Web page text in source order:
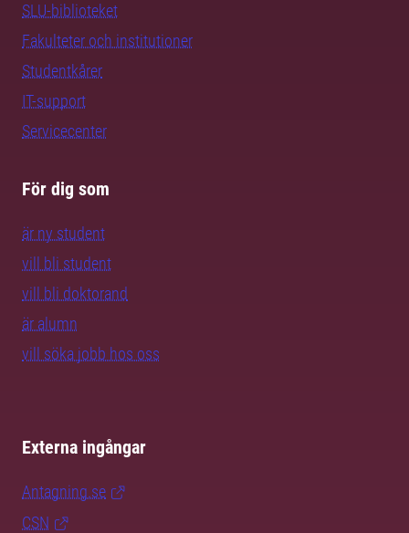
SLU-biblioteket
Fakulteter och institutioner
Studentkårer
IT-support
Servicecenter
För dig som
är ny student
vill bli student
vill bli doktorand
är alumn
vill söka jobb hos oss
Externa ingångar
Antagning.se
CSN